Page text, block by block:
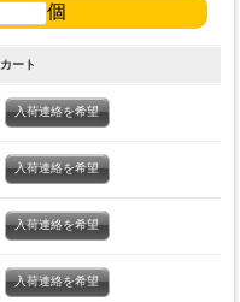
個
カート
入荷連絡を希望
入荷連絡を希望
入荷連絡を希望
入荷連絡を希望